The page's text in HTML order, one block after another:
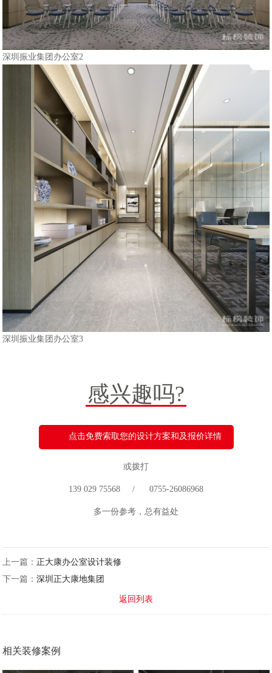
深圳振业集团办公室2
深圳振业集团办公室3
感兴趣吗?
点击免费索取您的设计方案和及报价详情
或拨打
139 029 75568 / 0755-26086968
多一份参考，总有益处
上一篇：正大康办公室设计装修
下一篇：深圳正大康地集团
返回列表
相关装修案例